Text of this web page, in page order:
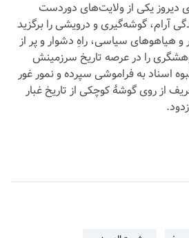
یکی از ولایت‌های دوردست
آرام، گوشه‌گیری و درویشی را برگزید
هیاهوهای سیاسی، راهِ دشوار و پر از
را در عرصه تاریخ سرزمینش
اسناد به فراموشی سپرده و نمور غور
از روی گوشۀ کوچکی از تاریخ غبار